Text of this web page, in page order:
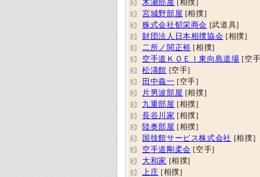
木瀬部屋 [相撲]
宮城野部屋 [相撲]
株式会社郁栄商会 [武道具]
財団法人日本相撲協会 [相撲]
二所ノ関正裕 [相撲]
空手道ＫＯＥＩ東向島道場 [空
松濤館 [空手]
田中義一 [空手]
片男波部屋 [相撲]
九重部屋 [相撲]
長谷川家 [相撲]
陸奥部屋 [相撲]
国技館サービス株式会社 [相撲]
空手道剛柔会 [空手]
大和家 [相撲]
上庄 [相撲]